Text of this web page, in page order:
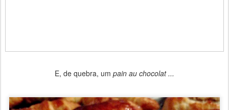
E, de quebra, um pain au chocolat ...